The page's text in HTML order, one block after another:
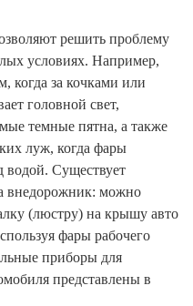
решить проблему
условиях. Например,
когда за кочками или
головной свет,
темные пятна, а также
луж, когда фары
водой. Существует
внедорожник: можно
(люстру) на крышу авто
фары рабочего
приборы для
представлены в